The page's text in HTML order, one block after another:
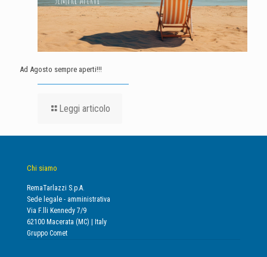
Ad Agosto sempre aperti!!!
Leggi articolo
Chi siamo
RemaTarlazzi S.p.A.
Sede legale - amministrativa
Via F.lli Kennedy 7/9
62100 Macerata (MC) | Italy
Gruppo Comet